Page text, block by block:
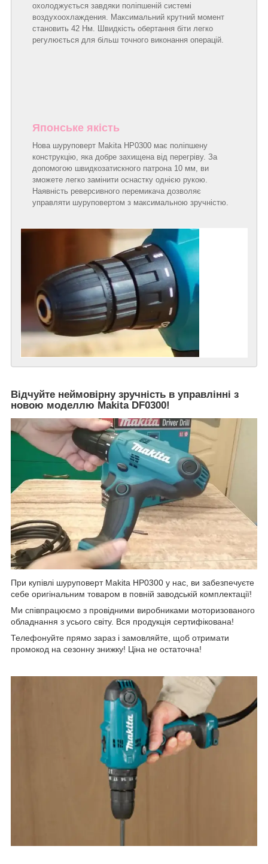
Японське якість
Нова шуруповерт Makita HP0300 має поліпшену
конструкцію, яка добре захищена від перегріву. За
допомогою швидкозатискного патрона 10 мм, ви
зможете легко замінити оснастку однією рукою.
Наявність реверсивного перемикача дозволяє
управляти шуруповертом з максимальною зручністю.
охолоджується завдяки поліпшеній системі
воздухоохлаждения. Максимальний крутний момент
становить 42 Нм. Швидкість обертання біти легко
регулюється для більш точного виконання операцій.
Відчуйте неймовірну зручність в управлінні з
новою моделлю Makita DF0300!
При купівлі шуруповерт Makita HP0300 у нас, ви забезпечуєте
себе оригінальним товаром в повній заводській комплектації!
Ми співпрацюємо з провідними виробниками моторизованого
обладнання з усього світу. Вся продукція сертифікована!
Телефонуйте прямо зараз і замовляйте, щоб отримати
промокод на сезонну знижку! Ціна не остаточна!